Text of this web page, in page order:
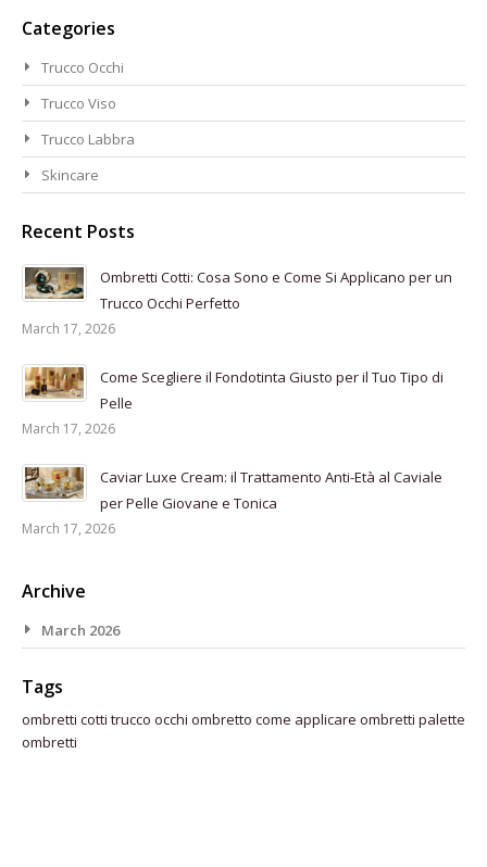
Categories
Trucco Occhi
Trucco Viso
Trucco Labbra
Skincare
Recent Posts
Ombretti Cotti: Cosa Sono e Come Si Applicano per un
Trucco Occhi Perfetto
March 17, 2026
Come Scegliere il Fondotinta Giusto per il Tuo Tipo di
Pelle
March 17, 2026
Caviar Luxe Cream: il Trattamento Anti-Età al Caviale
per Pelle Giovane e Tonica
March 17, 2026
Archive
March 2026
Tags
ombretti cotti trucco occhi ombretto come applicare ombretti palette
ombretti